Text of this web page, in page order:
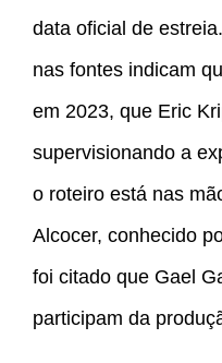
data oficial de
nas fontes indicam
em 2023, que Eric
supervisionando a
o roteiro está nas
Alcocer, conhecido
foi citado que Gael
participam da